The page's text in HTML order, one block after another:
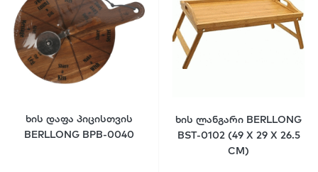
ხის დაფა პიცისთვის
BERLLONG BPB-0040
ხის ლანგარი BERLLONG
BST-0102 (49 X 29 X 26.5
CM)